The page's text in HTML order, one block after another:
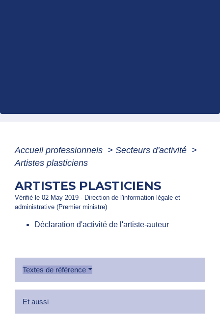
Accueil professionnels > Secteurs d'activité >
Artistes plasticiens
ARTISTES PLASTICIENS
Vérifié le 02 May 2019 - Direction de l'information légale et
administrative (Premier ministre)
Déclaration d'activité de l'artiste-auteur
Textes de référence
Et aussi